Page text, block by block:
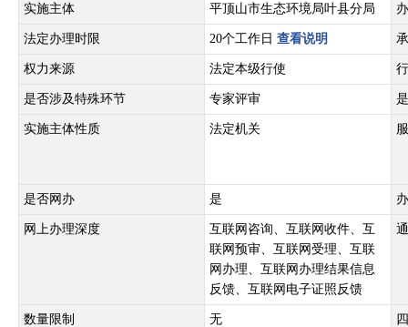
实施主体 平顶山市生态环境局叶县分局
法定办理时限 20个工作日 查看说明
权力来源 法定本级行使
是否涉及特殊环节 专家评审
实施主体性质 法定机关
是否网办 是
网上办理深度
互联网咨询、互联网收件、互
联网预审、互联网受理、互联
网办理、互联网办理结果信息
反馈、互联网电子证照反馈
数量限制 无